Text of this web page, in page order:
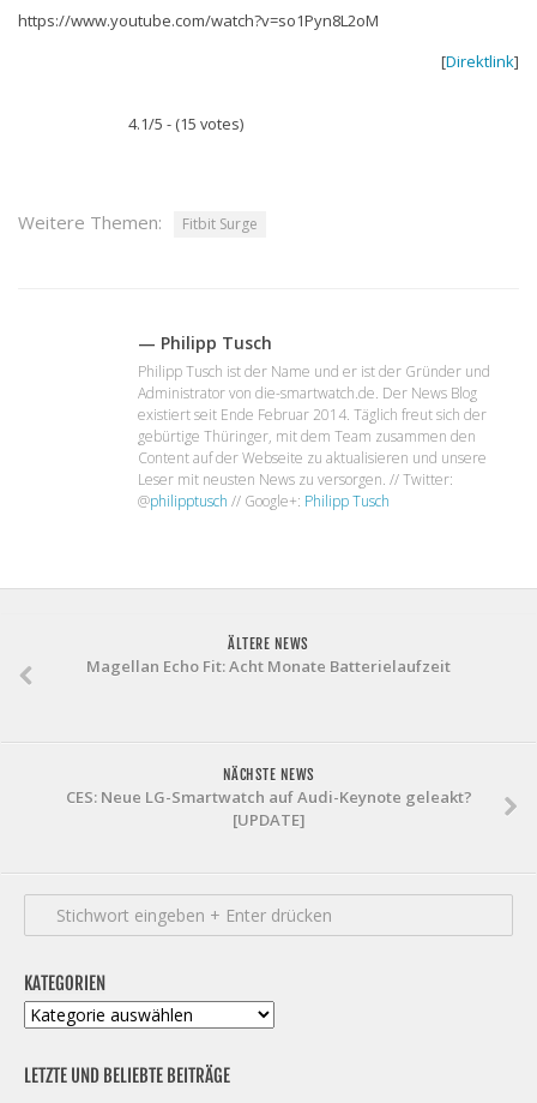
https://www.youtube.com/watch?v=so1Pyn8L2oM
[Direktlink]
4.1/5 - (15 votes)
Weitere Themen: Fitbit Surge
— Philipp Tusch
Philipp Tusch ist der Name und er ist der Gründer und
Administrator von die-smartwatch.de. Der News Blog
existiert seit Ende Februar 2014. Täglich freut sich der
gebürtige Thüringer, mit dem Team zusammen den
Content auf der Webseite zu aktualisieren und unsere
Leser mit neusten News zu versorgen. // Twitter:
@philipptusch // Google+: Philipp Tusch
ÄLTERE NEWS
Magellan Echo Fit: Acht Monate Batterielaufzeit
NÄCHSTE NEWS
CES: Neue LG-Smartwatch auf Audi-Keynote geleakt?
[UPDATE]
KATEGORIEN
Kategorien
LETZTE UND BELIEBTE BEITRÄGE